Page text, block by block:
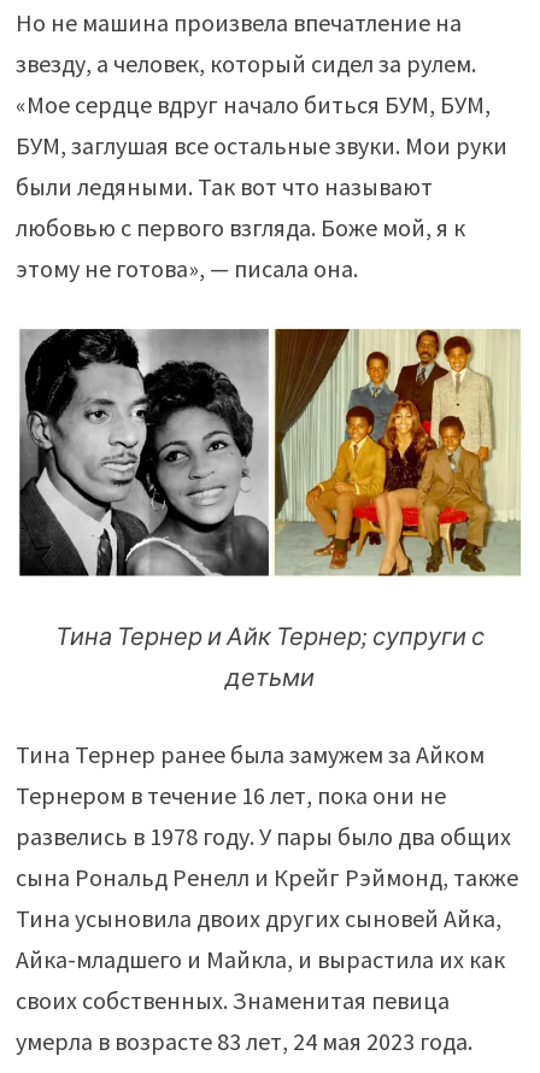
Но не машина произвела впечатление на
звезду, а человек, который сидел за рулем.
«Мое сердце вдруг начало биться БУМ, БУМ,
БУМ, заглушая все остальные звуки. Мои руки
были ледяными. Так вот что называют
любовью с первого взгляда. Боже мой, я к
этому не готова», — писала она.
Тина Тернер и Айк Тернер; супруги с
детьми
Тина Тернер ранее была замужем за Айком
Тернером в течение 16 лет, пока они не
развелись в 1978 году. У пары было два общих
сына Рональд Ренелл и Крейг Рэймонд, также
Тина усыновила двоих других сыновей Айка,
Айка-младшего и Майкла, и вырастила их как
своих собственных. Знаменитая певица
умерла в возрасте 83 лет, 24 мая 2023 года.